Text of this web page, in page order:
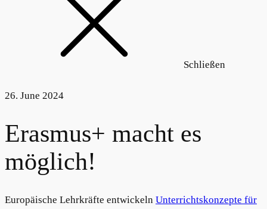
Schließen
26. June 2024
Erasmus+ macht es
möglich!
Europäische Lehrkräfte entwickeln Unterrichtskonzepte für